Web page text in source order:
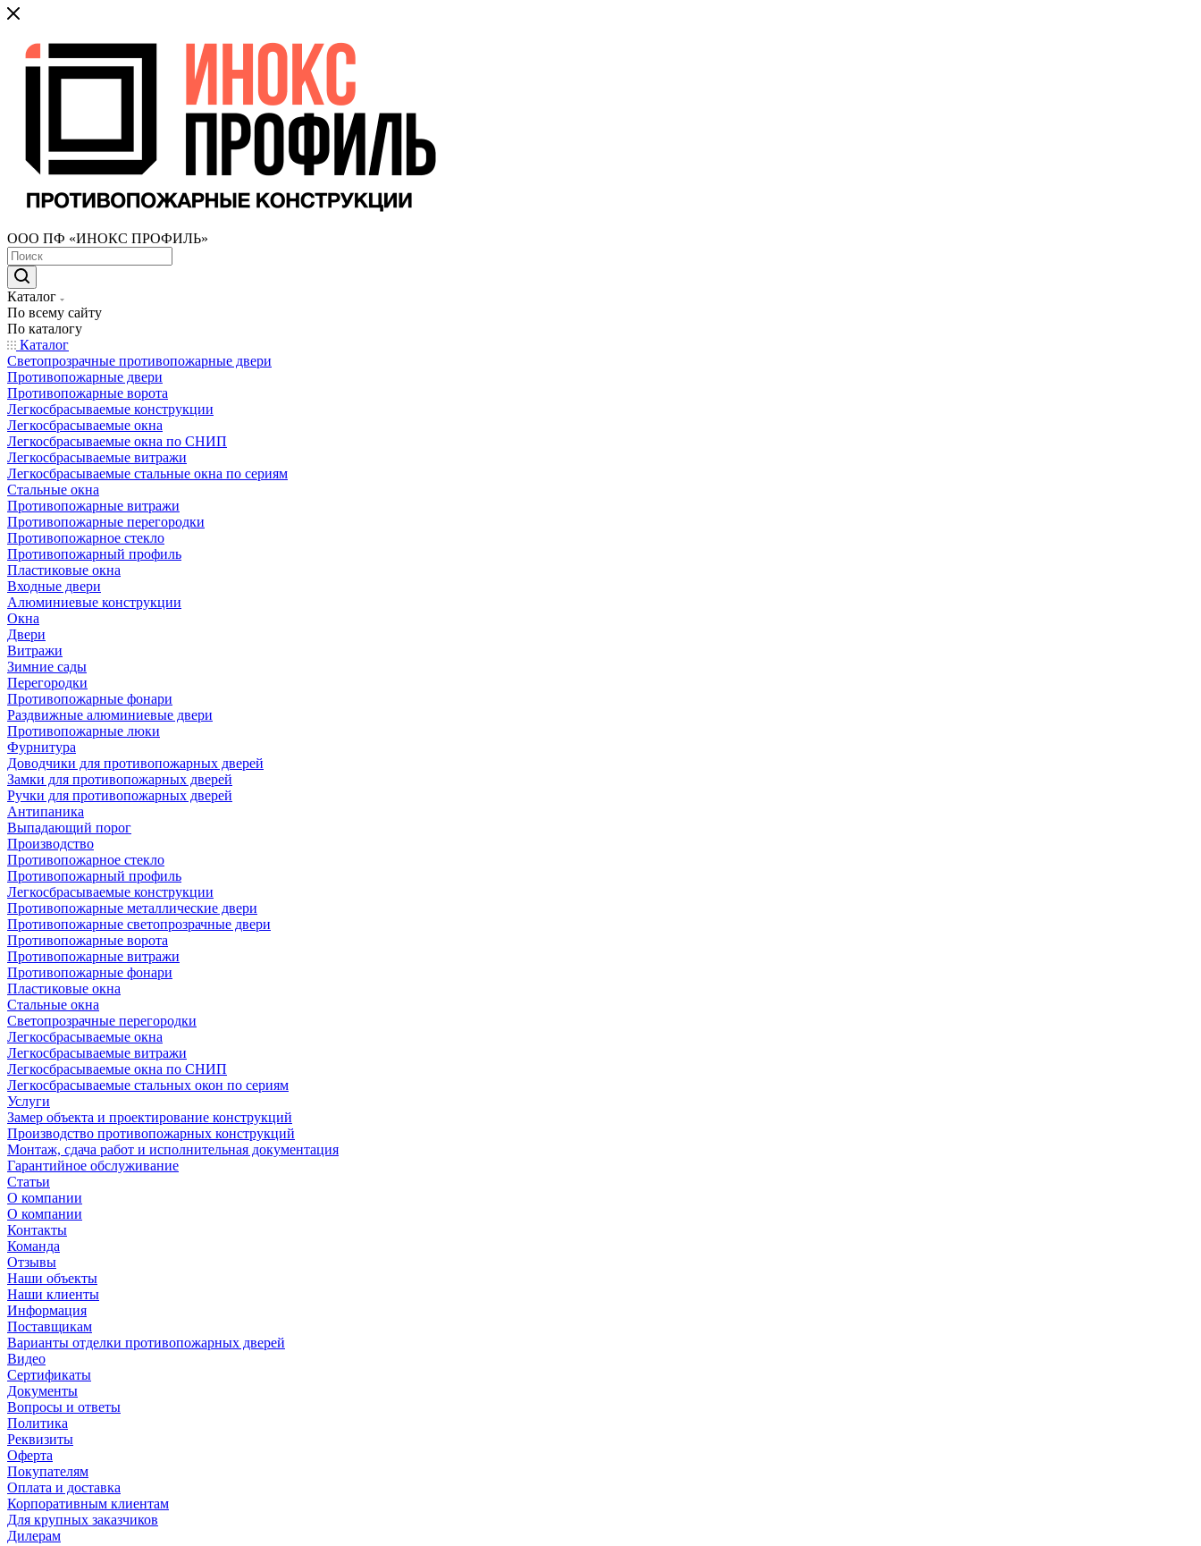
ООО ПФ «ИНОКС ПРОФИЛЬ»
Каталог
По всему сайту
По каталогу
Каталог
Светопрозрачные противопожарные двери
Противопожарные двери
Противопожарные ворота
Легкосбрасываемые конструкции
Легкосбрасываемые окна
Легкосбрасываемые окна по СНИП
Легкосбрасываемые витражи
Легкосбрасываемые стальные окна по сериям
Стальные окна
Противопожарные витражи
Противопожарные перегородки
Противопожарное стекло
Противопожарный профиль
Пластиковые окна
Входные двери
Алюминиевые конструкции
Окна
Двери
Витражи
Зимние сады
Перегородки
Противопожарные фонари
Раздвижные алюминиевые двери
Противопожарные люки
Фурнитура
Доводчики для противопожарных дверей
Замки для противопожарных дверей
Ручки для противопожарных дверей
Антипаника
Выпадающий порог
Производство
Противопожарное стекло
Противопожарный профиль
Легкосбрасываемые конструкции
Противопожарные металлические двери
Противопожарные светопрозрачные двери
Противопожарные ворота
Противопожарные витражи
Противопожарные фонари
Пластиковые окна
Стальные окна
Светопрозрачные перегородки
Легкосбрасываемые окна
Легкосбрасываемые витражи
Легкосбрасываемые окна по СНИП
Легкосбрасываемые стальных окон по сериям
Услуги
Замер объекта и проектирование конструкций
Производство противопожарных конструкций
Монтаж, сдача работ и исполнительная документация
Гарантийное обслуживание
Статьи
О компании
О компании
Контакты
Команда
Отзывы
Наши объекты
Наши клиенты
Информация
Поставщикам
Варианты отделки противопожарных дверей
Видео
Сертификаты
Документы
Вопросы и ответы
Политика
Реквизиты
Оферта
Покупателям
Оплата и доставка
Корпоративным клиентам
Для крупных заказчиков
Дилерам